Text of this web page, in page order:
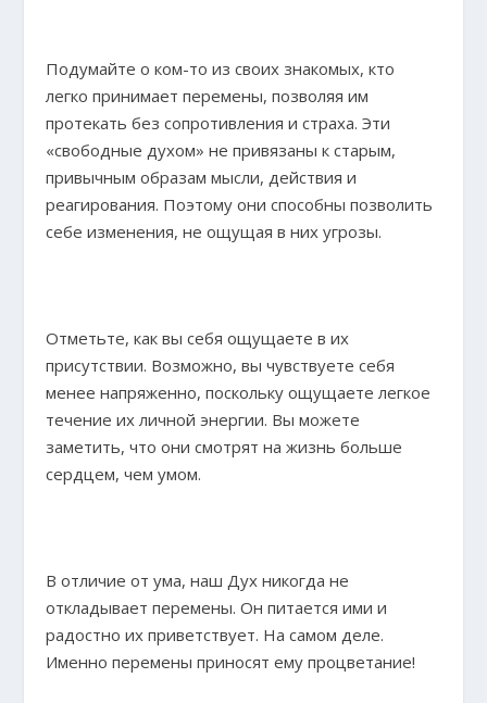
Подумайте о ком-то из своих знакомых, кто
легко принимает перемены, позволяя им
протекать без сопротивления и страха. Эти
«свободные духом» не привязаны к старым,
привычным образам мысли, действия и
реагирования. Поэтому они способны позволить
себе изменения, не ощущая в них угрозы.
Отметьте, как вы себя ощущаете в их
присутствии. Возможно, вы чувствуете себя
менее напряженно, поскольку ощущаете легкое
течение их личной энергии. Вы можете
заметить, что они смотрят на жизнь больше
сердцем, чем умом.
В отличие от ума, наш Дух никогда не
откладывает перемены. Он питается ими и
радостно их приветствует. На самом деле.
Именно перемены приносят ему процветание!